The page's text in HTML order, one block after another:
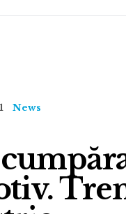
News